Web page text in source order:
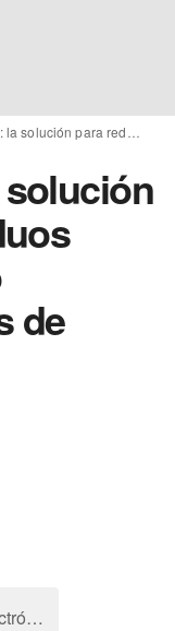
de
Dirección de correo electrónico